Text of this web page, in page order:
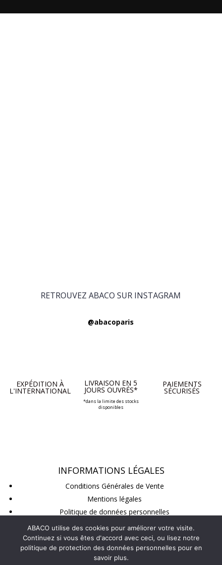
RETROUVEZ ABACO SUR INSTAGRAM
@abacoparis
EXPÉDITION À
L'INTERNATIONAL
LIVRAISON EN 5
JOURS OUVRÉS*
*dans la limite des stocks
disponibles
PAIEMENTS
SÉCURISÉS
INFORMATIONS LÉGALES
Conditions Générales de Vente
Mentions légales
Politique de données personnelles
Conditions de retour
SUIVEZ-NOUS
ABACO utilise des cookies pour améliorer votre visite.
Continuez si vous êtes d'accord avec ceci, ou lisez notre
politique de protection des données personnelles pour en
savoir plus.